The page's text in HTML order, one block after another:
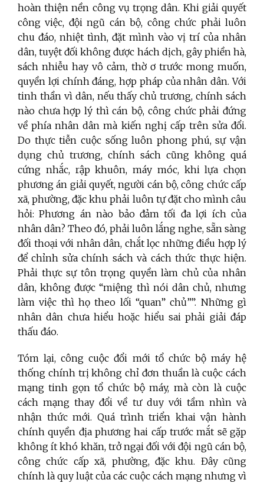
hoàn thiện nền công vụ trọng dân. Khi giải quyết
công việc, đội ngũ cán bộ, công chức phải luôn
chu đáo, nhiệt tình, đặt mình vào vị trí của nhân
dân, tuyệt đối không được hách dịch, gây phiền hà,
sách nhiễu hay vô cảm, thờ ơ trước mong muốn,
quyền lợi chính đáng, hợp pháp của nhân dân. Với
tinh thần vì dân, nếu thấy chủ trương, chính sách
nào chưa hợp lý thì cán bộ, công chức phải đứng
về phía nhân dân mà kiến nghị cấp trên sửa đổi.
Do thực tiễn cuộc sống luôn phong phú, sự vận
dụng chủ trương, chính sách cũng không quá
cứng nhắc, rập khuôn, máy móc, khi lựa chọn
phương án giải quyết, người cán bộ, công chức cấp
xã, phường, đặc khu phải luôn tự đặt cho mình câu
hỏi: Phương án nào bảo đảm tối đa lợi ích của
nhân dân? Theo đó, phải luôn lắng nghe, sẵn sàng
đối thoại với nhân dân, chắt lọc những điều hợp lý
để chỉnh sửa chính sách và cách thức thực hiện.
Phải thực sự tôn trọng quyền làm chủ của nhân
dân, không được “miệng thì nói dân chủ, nhưng
làm việc thì họ theo lối “quan” chủ””. Những gì
nhân dân chưa hiểu hoặc hiểu sai phải giải đáp
thấu đáo.
Tóm lại, công cuộc đổi mới tổ chức bộ máy hệ
thống chính trị không chỉ đơn thuần là cuộc cách
mạng tinh gọn tổ chức bộ máy, mà còn là cuộc
cách mạng thay đổi về tư duy với tầm nhìn và
nhận thức mới. Quá trình triển khai vận hành
chính quyền địa phương hai cấp trước mắt sẽ gặp
không ít khó khăn, trở ngại đối với đội ngũ cán bộ,
công chức cấp xã, phường, đặc khu. Đây cũng
chính là quy luật của các cuộc cách mạng nhưng vì